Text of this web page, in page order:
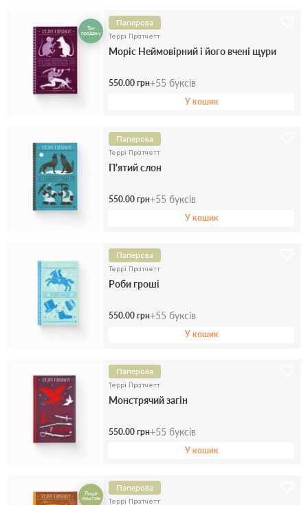
Топ
продажу
Паперова
Террі Пратчетт
Моріс Неймовірний і його вчені щури
550.00 грн+55 буксів
У кошик
Паперова
Террі Пратчетт
П'ятий слон
550.00 грн+55 буксів
У кошик
Паперова
Террі Пратчетт
Роби гроші
550.00 грн+55 буксів
У кошик
Паперова
Террі Пратчетт
Монстрячий загін
550.00 грн+55 буксів
У кошик
Лише
поштою
Паперова
Террі Пратчетт